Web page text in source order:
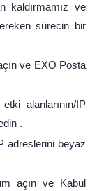
kaldırmamız ve
sürecin bir
ve EXO Posta
alanlarının/IP
.
adreslerini beyaz
açın ve Kabul